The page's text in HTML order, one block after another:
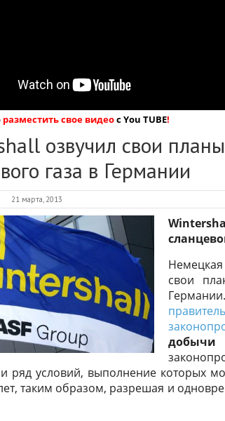
разместить свое видеос You TUBE!
озвучил свои
газа в Германии
21 марта, 2013
свои
добычи
ряд условий, выполнение которых
таким образом, разрешая и